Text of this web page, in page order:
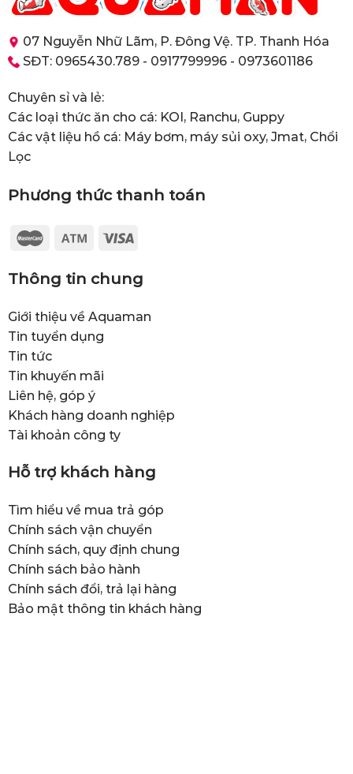
07 Nguyễn Nhữ Lãm, P. Đông Vệ. TP. Thanh Hóa
SĐT: 0965430.789 - 0917799996 - 0973601186
Chuyên sỉ và lẻ:
Các loại thức ăn cho cá: KOI, Ranchu, Guppy
Các vật liệu hồ cá: Máy bơm, máy sủi oxy, Jmat, Chổi
Lọc
Phương thức thanh toán
Thông tin chung
Giới thiệu về Aquaman
Tin tuyển dụng
Tin tức
Tin khuyến mãi
Liên hệ, góp ý
Khách hàng doanh nghiệp
Tài khoản công ty
Hỗ trợ khách hàng
Tìm hiểu về mua trả góp
Chính sách vận chuyển
Chính sách, quy định chung
Chính sách bảo hành
Chính sách đổi, trả lại hàng
Bảo mật thông tin khách hàng